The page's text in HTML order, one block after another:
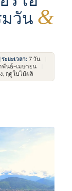
วัน &
ระยะเวลา:7 วัน
พันธ์-เมษายน
, ฤดูใบไม้ผลิ